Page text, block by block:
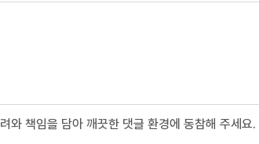
와 책임을 담아 깨끗한 댓글 환경에 동참해 주세요.